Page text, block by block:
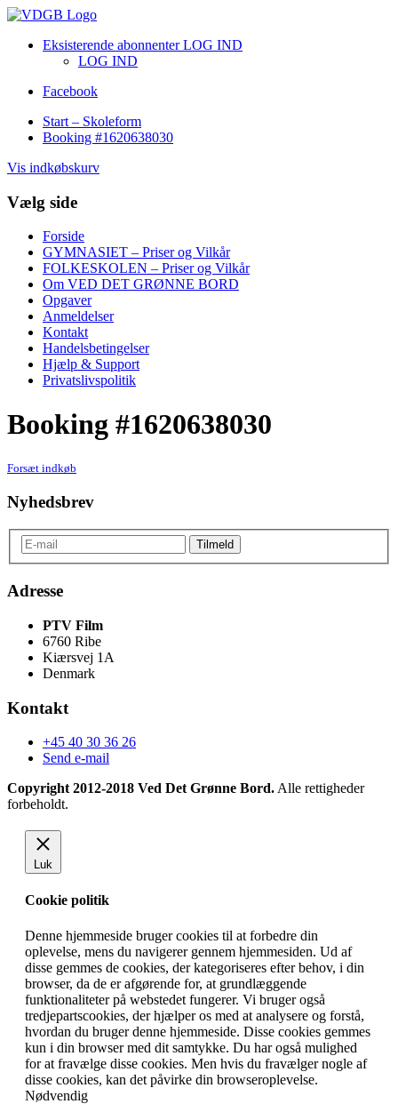
Eksisterende abonnenter LOG IND
LOG IND
Facebook
Start – Skoleform
Booking #1620638030
Vis indkøbskurv
Vælg side
Forside
GYMNASIET – Priser og Vilkår
FOLKESKOLEN – Priser og Vilkår
Om VED DET GRØNNE BORD
Opgaver
Anmeldelser
Kontakt
Handelsbetingelser
Hjælp & Support
Privatslivspolitik
Booking #1620638030
Forsæt indkøb
Nyhedsbrev
Adresse
PTV Film
6760 Ribe
Kiærsvej 1A
Denmark
Kontakt
+45 40 30 36 26
Send e-mail
Copyright 2012-2018 Ved Det Grønne Bord. Alle rettigheder
forbeholdt.
Luk
Cookie politik
Denne hjemmeside bruger cookies til at forbedre din
oplevelse, mens du navigerer gennem hjemmesiden. Ud af
disse gemmes de cookies, der kategoriseres efter behov, i din
browser, da de er afgørende for, at grundlæggende
funktionaliteter på webstedet fungerer. Vi bruger også
tredjepartscookies, der hjælper os med at analysere og forstå,
hvordan du bruger denne hjemmeside. Disse cookies gemmes
kun i din browser med dit samtykke. Du har også mulighed
for at fravælge disse cookies. Men hvis du fravælger nogle af
disse cookies, kan det påvirke din browseroplevelse.
Nødvendig